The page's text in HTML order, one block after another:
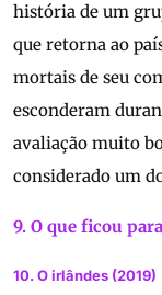
história de um
que retorna ao
mortais de seu
esconderam
avaliação muito
considerado um
9. O que ficou
10. O irlândes (2019)